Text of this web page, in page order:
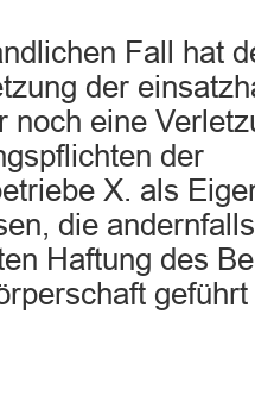
Fall hat
der
noch eine
der
X. als
die
Haftung des